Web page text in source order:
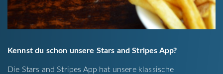
Kennst du schon unsere Stars and Stripes App?
Die Stars and Stripes App hat unsere klassische